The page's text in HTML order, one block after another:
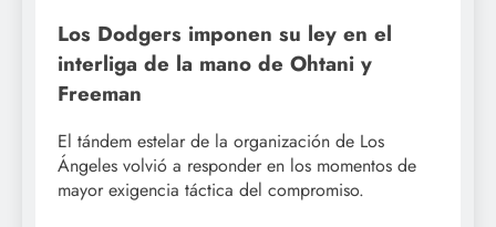
Los Dodgers imponen su ley en el
interliga de la mano de Ohtani y
Freeman
El tándem estelar de la organización de Los
Ángeles volvió a responder en los momentos de
mayor exigencia táctica del compromiso.